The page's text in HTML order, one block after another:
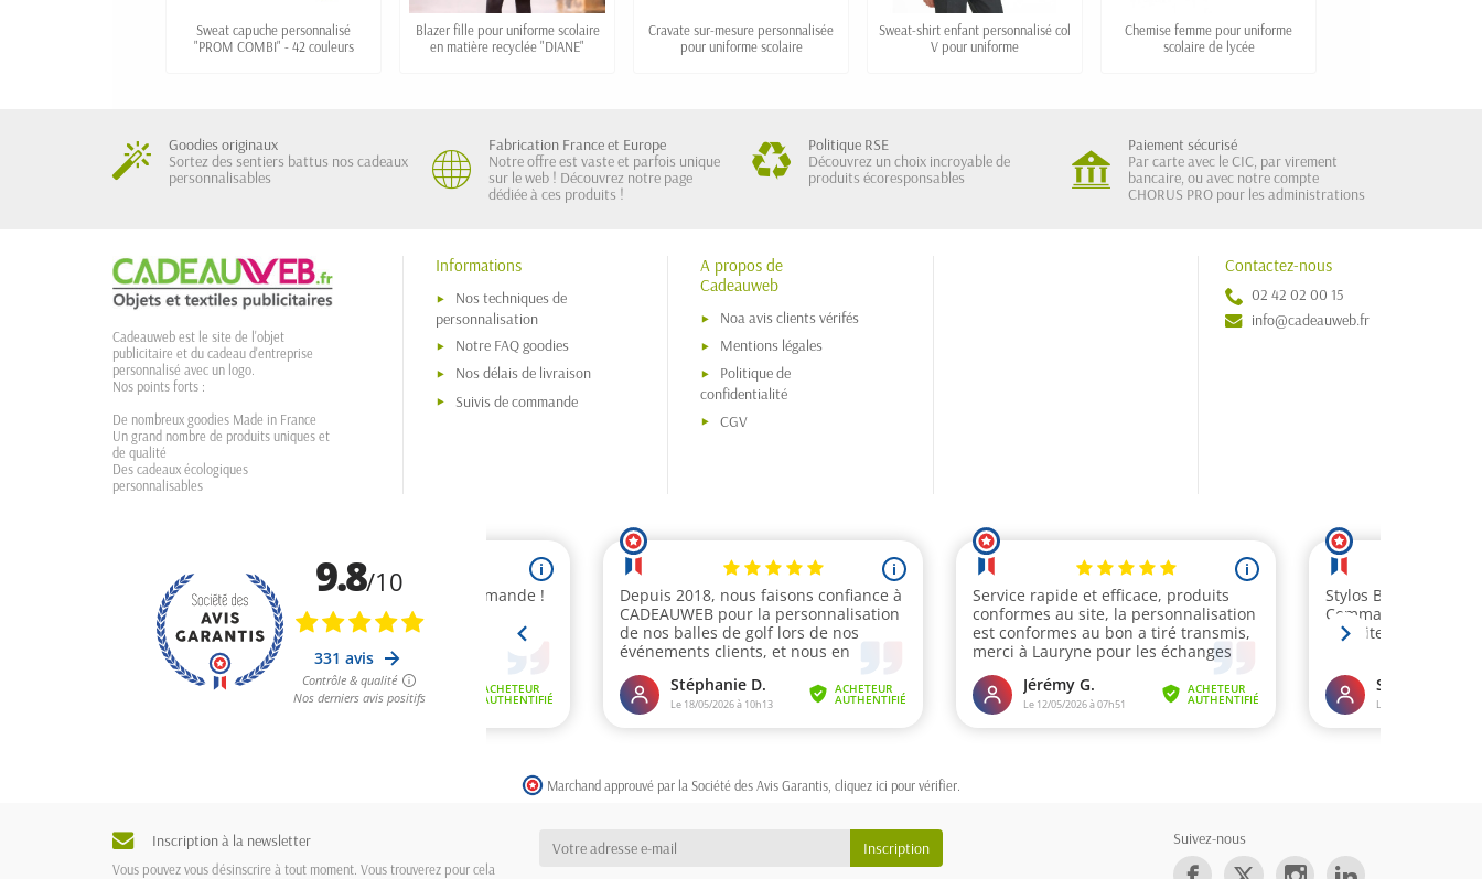
Sweat capuche personnalisé
"PROM COMBI" - 42 couleurs
Blazer fille pour uniforme scolaire
en matière recyclée "DIANE"
Cravate sur-mesure personnalisée
pour uniforme scolaire
Sweat-shirt enfant personnalisé col
V pour uniforme
Chemise femme pour uniforme
scolaire de lycée
Goodies originaux
Sortez des sentiers battus nos cadeaux
personnalisables
Fabrication France et Europe
Notre offre est vaste et parfois unique
sur le web ! Découvrez notre page
dédiée à ces produits !
Politique RSE
Découvrez un choix incroyable de
produits écoresponsables
Paiement sécurisé
Par carte avec le CIC, par virement
bancaire, ou avec notre compte
CHORUS PRO pour les administrations
Cadeauweb est le site de l'objet
publicitaire et du cadeau d'entreprise
personnalisé avec un logo.
Nos points forts :
De nombreux goodies Made in France
Un grand nombre de produits uniques et
de qualité
Des cadeaux écologiques
personnalisables
Informations
Nos techniques de
personnalisation
Notre FAQ goodies
Nos délais de livraison
Suivis de commande
A propos de
Cadeauweb
Noa avis clients vérifés
Mentions légales
Politique de
confidentialité
CGV
Contactez-nous
02 42 02 00 15
info@cadeauweb.fr
Marchand approuvé par la Société des Avis Garantis, cliquez ici pour vérifier
Inscription à la newsletter
Vous pouvez vous désinscrire à tout moment. Vous trouverez pour cela
Suivez-nous